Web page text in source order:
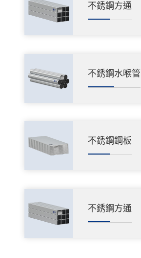
不銹鋼方通
不銹鋼水喉管
不銹鋼鋼板
不銹鋼方通